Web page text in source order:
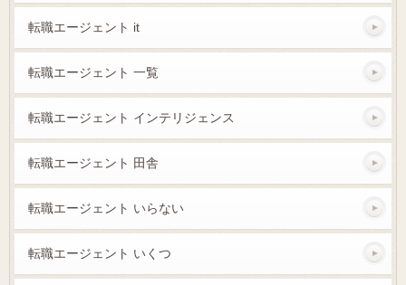
転職エージェント it
転職エージェント 一覧
転職エージェント インテリジェンス
転職エージェント 田舎
転職エージェント いらない
転職エージェント いくつ